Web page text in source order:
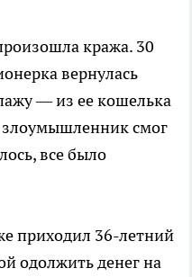
кража. 30
вернулась
— из ее кошелька
злоумышленник смог
все было
приходил 36-летний
одолжить денег на